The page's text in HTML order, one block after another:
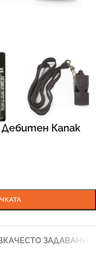
Капак
ЧЕСТО ЗАДАВАНИ